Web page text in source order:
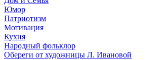
Юмор
Патриотизм
Мотивация
Кухня
Народный фольклор
Обереги от художницы Л. Ивановой